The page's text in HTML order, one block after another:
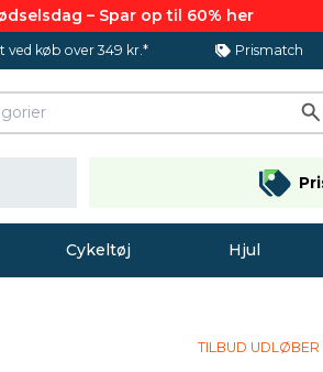
– Spar op til 60% her
ved køb over 349 kr.* Prismatch
Cykeltøj Hjul
TILBUD UDLØBER